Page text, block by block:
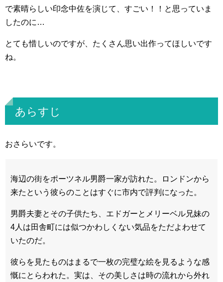
で素晴らしい印念中佐を演じて、すごい！！と思っていま
したのに…
とても惜しいのですが、たくさん思い出作ってほしいです
ね。
あらすじ
おさらいです。
海辺の街をポーツネル男爵一家が訪れた。ロンドンから
来たという彼らのことはすぐに市内で評判になった。
男爵夫妻とその子供たち、エドガーとメリーベル兄妹の
4人は田舎町には似つかわしくない気品をただよわせて
いたのだ。
彼らを見たものはまるで一枚の完璧な絵を見るような感
慨にとらわれた。実は、その美しさは時の流れから外れ